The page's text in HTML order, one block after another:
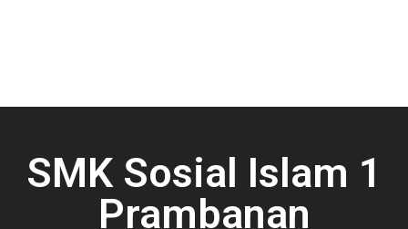
SMK Sosial Islam 1
Prambanan